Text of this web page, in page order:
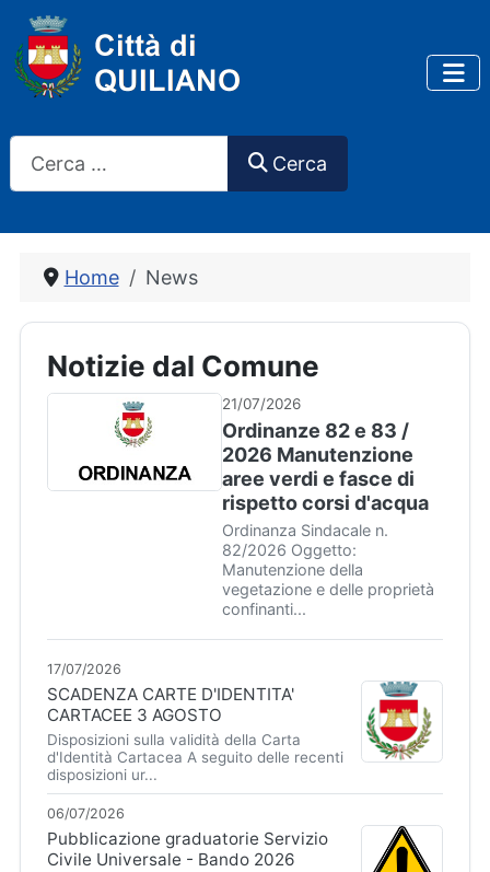
Cerca
Home News
Notizie dal Comune
21/07/2026
Ordinanze 82 e 83 /
2026 Manutenzione
aree verdi e fasce di
rispetto corsi d'acqua
Ordinanza Sindacale n.
82/2026 Oggetto:
Manutenzione della
vegetazione e delle proprietà
confinanti...
17/07/2026
SCADENZA CARTE D'IDENTITA'
CARTACEE 3 AGOSTO
Disposizioni sulla validità della Carta
d'Identità Cartacea A seguito delle recenti
disposizioni ur...
06/07/2026
Pubblicazione graduatorie Servizio
Civile Universale - Bando 2026